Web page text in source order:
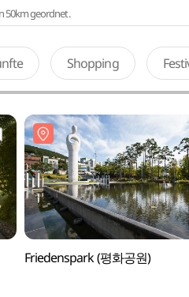
50km geordnet.
Shopping
Friedenspark (평화공원)